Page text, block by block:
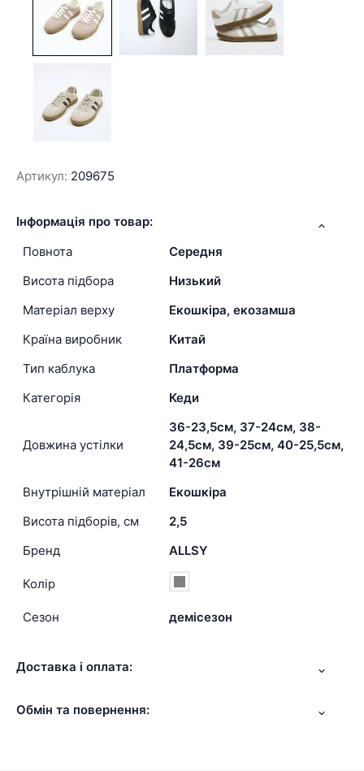
Артикул: 209675
Інформація про товар:
Повнота
Середня
Висота підбора
Низький
Матеріал верху
Екошкіра, екозамша
Країна виробник
Китай
Тип каблука
Платформа
Категорія
Кеди
Довжина устілки
36-23,5см, 37-24см, 38-
24,5см, 39-25см, 40-25,5см,
41-26см
Внутрішній матеріал
Екошкіра
Висота підборів, см
2,5
Бренд
ALLSY
Колір
Сезон демісезон
Доставка і оплата:
Обмін та повернення: